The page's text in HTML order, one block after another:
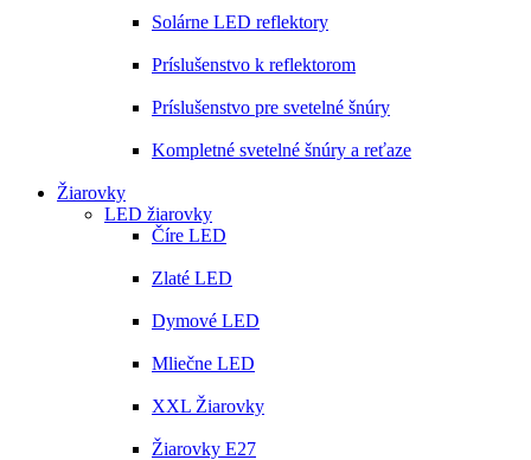
Solárne LED reflektory
Príslušenstvo k reflektorom
Príslušenstvo pre svetelné šnúry
Kompletné svetelné šnúry a reťaze
Žiarovky
LED žiarovky
Číre LED
Zlaté LED
Dymové LED
Mliečne LED
XXL Žiarovky
Žiarovky E27